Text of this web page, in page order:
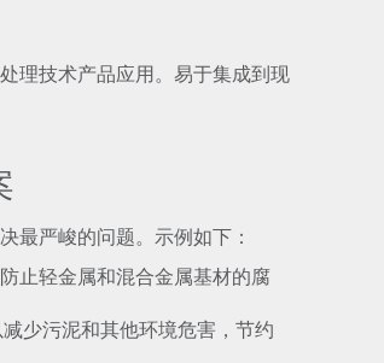
理技术产品应用。易于集成到现
最严峻的问题。示例如下：
止轻金属和混合金属基材的腐
少污泥和其他环境危害，节约